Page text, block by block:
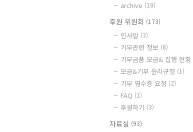
archive (18)
후원 위원회 (173)
인사말 (3)
기부관련 정보 (8)
기부금품 모금& 집행 현황
모금&기부 윤리규정 (1)
기부 영수증 요청 (2)
FAQ (1)
후원하기 (3)
자료실 (93)